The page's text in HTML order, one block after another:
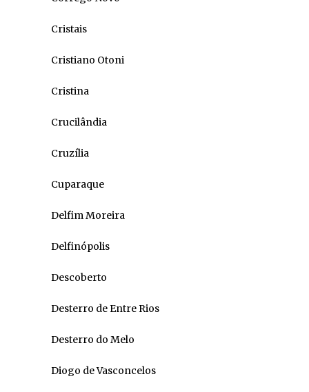
Cristais
Cristiano Otoni
Cristina
Crucilândia
Cruzília
Cuparaque
Delfim Moreira
Delfinópolis
Descoberto
Desterro de Entre Rios
Desterro do Melo
Diogo de Vasconcelos